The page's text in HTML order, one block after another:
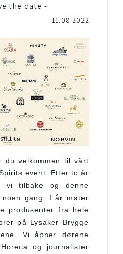
the date -
11.08.2022
du velkommen til vårt
event. Etter to år
vi tilbake og denne
gang. I år møter
produsenter fra hele
på Lysaker Brygge
Vi åpner dørene
og journalister